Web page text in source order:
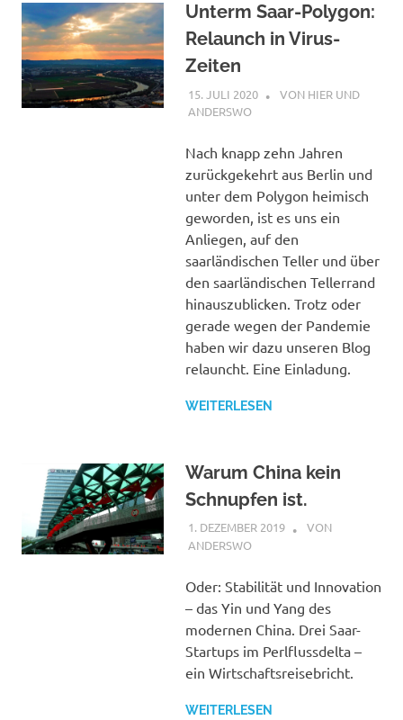
Unterm Saar-Polygon:
Relaunch in Virus-
Zeiten
15. JULI 2020 STEPHAN
VON HIER UND
ANDERSWO
Nach knapp zehn Jahren
zurückgekehrt aus Berlin und
unter dem Polygon heimisch
geworden, ist es uns ein
Anliegen, auf den
saarländischen Teller und über
den saarländischen Tellerrand
hinauszublicken. Trotz oder
gerade wegen der Pandemie
haben wir dazu unseren Blog
relauncht. Eine Einladung.
WEITERLESEN
Warum China kein
Schnupfen ist.
1. DEZEMBER 2019 STEPHAN
VON
ANDERSWO
Oder: Stabilität und Innovation
– das Yin und Yang des
modernen China. Drei Saar-
Startups im Perlflussdelta –
ein Wirtschaftsreisebricht.
WEITERLESEN